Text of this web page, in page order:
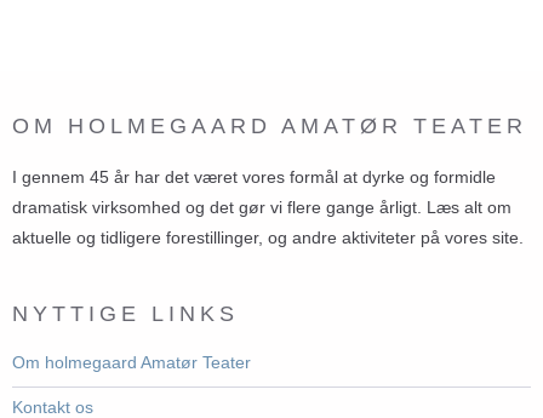
OM HOLMEGAARD AMATØR TEATER
I gennem 45 år har det været vores formål at dyrke og formidle
dramatisk virksomhed og det gør vi flere gange årligt. Læs alt om
aktuelle og tidligere forestillinger, og andre aktiviteter på vores site.
NYTTIGE LINKS
Om holmegaard Amatør Teater
Kontakt os